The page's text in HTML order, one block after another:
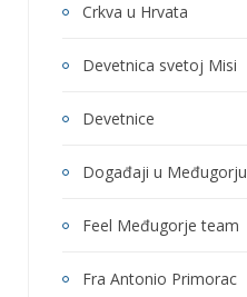
Crkva u Hrvata
Devetnica svetoj Misi
Devetnice
Događaji u Međugorju
Feel Međugorje team
Fra Antonio Primorac